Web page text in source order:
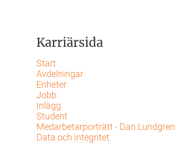
Karriärsida
Start
Avdelningar
Enheter
Jobb
Inlägg
Student
Medarbetarporträtt - Dan Lundgren
Data och integritet